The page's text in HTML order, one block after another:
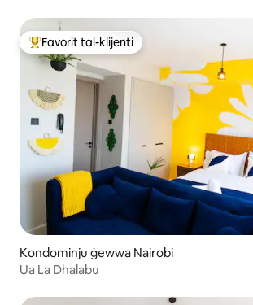
Wieħed mill-aqwa favoriti tal-klijenti
Favorit tal-klijenti
Kondominju ġewwa Nairobi
Ua La Dhalabu